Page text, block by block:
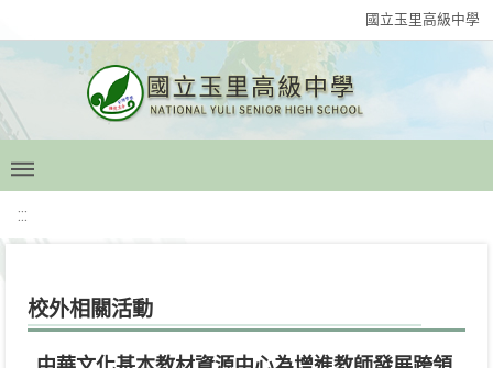
國立玉里高級中學
:::
校外相關活動